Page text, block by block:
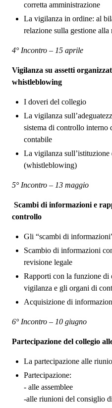
corretta amministrazione
La vigilanza in ordine: al
relazione sulla gestione
4° Incontro – 15 aprile
Vigilanza su assetti
whistleblowing
I doveri del collegio
La vigilanza
sistema di controllo interno
contabile
La vigilanza sull’istituzione
(whistleblowing)
5° Incontro – 13 maggio
Scambi di informazioni e
controllo
Gli “scambi di
Scambio di informazioni
revisione legale
Rapporti con la funzione di
vigilanza e gli organi di
Acquisizione di
6° Incontro – 10 giugno
Partecipazione del collegio
La partecipazione alle
Partecipazione:
- alle assemblee
-alle riunioni del consiglio